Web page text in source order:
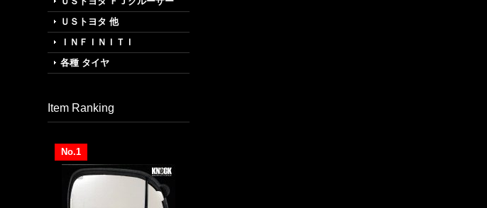
ＵＳトヨタ 他
ＩＮＦＩＮＩＴＩ
各種 タイヤ
Item Ranking
No.1